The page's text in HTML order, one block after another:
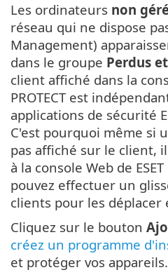
Les ordinateurs non
réseau qui ne dispose
Management)
dans le groupe Perdus
client affiché dans la
PROTECT est
applications de sécurité
C'est pourquoi même si
pas affiché sur le client,
à la console Web de ESET
pouvez effectuer un
clients pour les déplacer
Cliquez sur le bouton
créez un programme
et protéger vos appareils.